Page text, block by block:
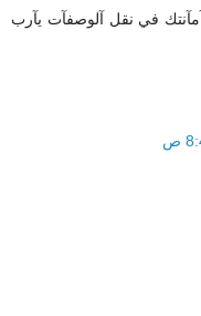
في نقل آلوصفآت يآرب